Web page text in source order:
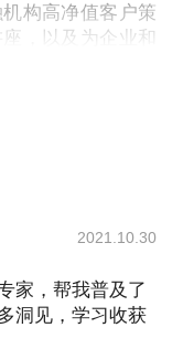
备和功课；
专属的艺术品投
构高净值客户策
，以及为企业和
品展览和拍卖会
看这个展就知道
展
2021.10.30
家，帮我普及了
洞见，学习收获